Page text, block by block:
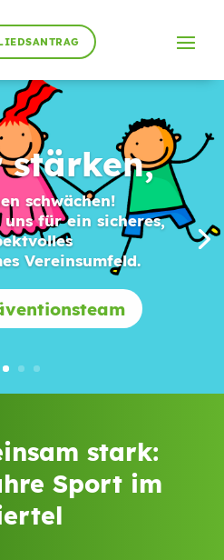
stärken,
schwächen!
für ein sicheres,
Vereinsumfeld.
stark:
Sport im